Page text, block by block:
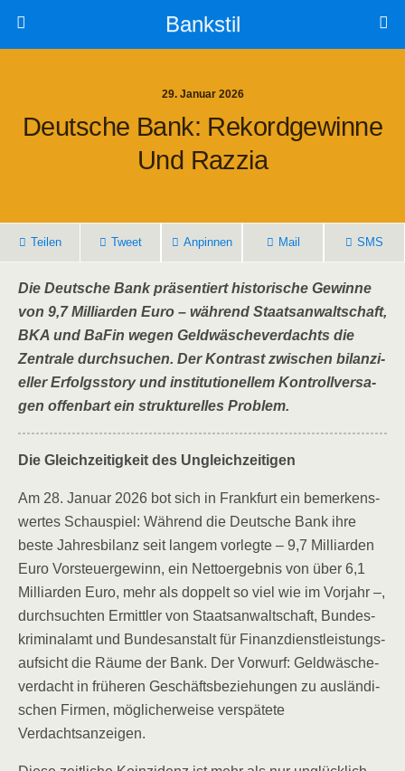
Bankstil
29. Januar 2026
Deut­sche Bank: Rekord­ge­win­ne
Und Razzia
Tei­len Tweet Anpin­nen Mail SMS
Die Deut­sche Bank prä­sen­tiert his­to­ri­sche Gewin­ne
von 9,7 Mil­li­ar­den Euro – wäh­rend Staats­an­walt­schaft,
BKA und BaFin wegen Geld­wä­sche­ver­dachts die
Zen­tra­le durch­su­chen. Der Kon­trast zwi­schen bilan­zi­
el­ler Erfolgs­sto­ry und insti­tu­tio­nel­lem Kon­troll­ver­sa­
gen offen­bart ein struk­tu­rel­les Problem.
Die Gleich­zei­tig­keit des Ungleichzeitigen
Am 28. Janu­ar 2026 bot sich in Frank­furt ein bemer­kens­
wer­tes Schau­spiel: Wäh­rend die Deut­sche Bank ihre
bes­te Jah­res­bi­lanz seit lan­gem vor­leg­te – 9,7 Mil­li­ar­den
Euro Vor­steu­er­ge­winn, ein Net­to­er­geb­nis von über 6,1
Mil­li­ar­den Euro, mehr als dop­pelt so viel wie im Vor­jahr –,
durch­such­ten Ermitt­ler von Staats­an­walt­schaft, Bun­des­
kri­mi­nal­amt und Bun­des­an­stalt für Finanz­dienst­leis­tungs­
auf­sicht die Räu­me der Bank. Der Vor­wurf: Geld­wä­sche­
ver­dacht in frü­he­ren Geschäfts­be­zie­hun­gen zu aus­län­di­
schen Fir­men, mög­li­cher­wei­se ver­spä­te­te
Verdachtsanzeigen.